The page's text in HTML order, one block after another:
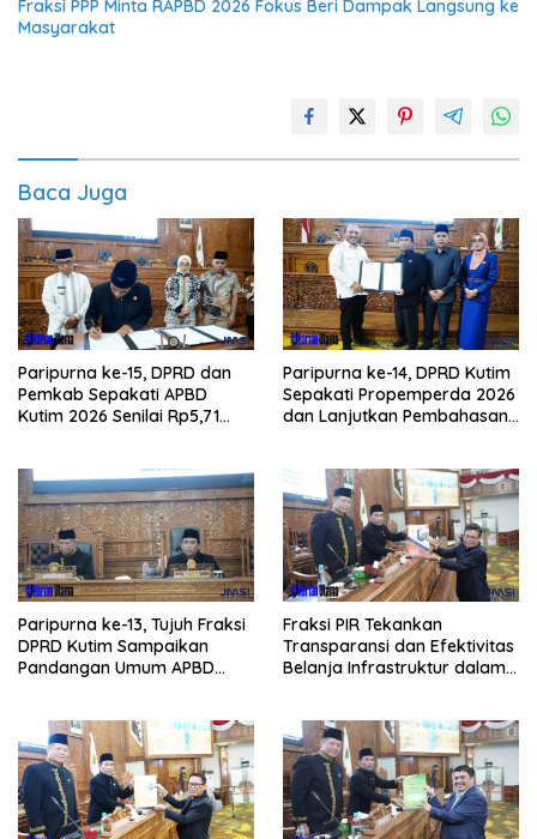
Fraksi PPP Minta RAPBD 2026 Fokus Beri Dampak Langsung ke
Masyarakat
Baca Juga
Paripurna ke-15, DPRD dan
Pemkab Sepakati APBD
Kutim 2026 Senilai Rp5,71
Paripurna ke-14, DPRD Kutim
Sepakati Propemperda 2026
dan Lanjutkan Pembahasan
Paripurna ke-13, Tujuh Fraksi
DPRD Kutim Sampaikan
Pandangan Umum APBD
Fraksi PIR Tekankan
Transparansi dan Efektivitas
Belanja Infrastruktur dalam